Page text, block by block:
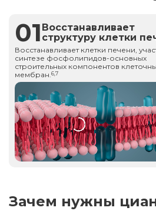
01 Восстанавливает
структуру клетки
Восстанавливает клетки печени,
синтезе фосфолипидов-основных
строительных компонентов
мембран.6,7
Зачем нужны